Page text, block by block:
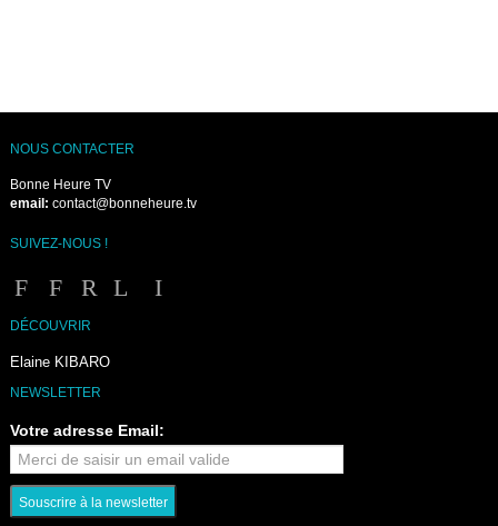
NOUS CONTACTER
Bonne Heure TV
email: contact@bonneheure.tv
SUIVEZ-NOUS !
DÉCOUVRIR
Elaine KIBARO
NEWSLETTER
Votre adresse Email: